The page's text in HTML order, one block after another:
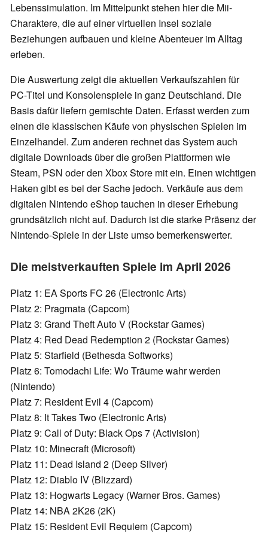
Lebenssimulation. Im Mittelpunkt stehen hier die Mii-
Charaktere, die auf einer virtuellen Insel soziale
Beziehungen aufbauen und kleine Abenteuer im Alltag
erleben.
Die Auswertung zeigt die aktuellen Verkaufszahlen für
PC-Titel und Konsolenspiele in ganz Deutschland. Die
Basis dafür liefern gemischte Daten. Erfasst werden zum
einen die klassischen Käufe von physischen Spielen im
Einzelhandel. Zum anderen rechnet das System auch
digitale Downloads über die großen Plattformen wie
Steam, PSN oder den Xbox Store mit ein. Einen wichtigen
Haken gibt es bei der Sache jedoch. Verkäufe aus dem
digitalen Nintendo eShop tauchen in dieser Erhebung
grundsätzlich nicht auf. Dadurch ist die starke Präsenz der
Nintendo-Spiele in der Liste umso bemerkenswerter.
Die meistverkauften Spiele im April 2026
Platz 1: EA Sports FC 26 (Electronic Arts)
Platz 2: Pragmata (Capcom)
Platz 3: Grand Theft Auto V (Rockstar Games)
Platz 4: Red Dead Redemption 2 (Rockstar Games)
Platz 5: Starfield (Bethesda Softworks)
Platz 6: Tomodachi Life: Wo Träume wahr werden
(Nintendo)
Platz 7: Resident Evil 4 (Capcom)
Platz 8: It Takes Two (Electronic Arts)
Platz 9: Call of Duty: Black Ops 7 (Activision)
Platz 10: Minecraft (Microsoft)
Platz 11: Dead Island 2 (Deep Silver)
Platz 12: Diablo IV (Blizzard)
Platz 13: Hogwarts Legacy (Warner Bros. Games)
Platz 14: NBA 2K26 (2K)
Platz 15: Resident Evil Requiem (Capcom)